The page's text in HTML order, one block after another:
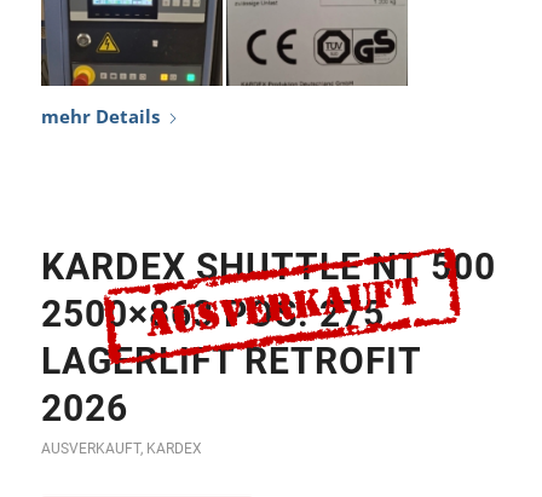
KARDEX SHUTTLE NT 500
2500×863 POS. 275
LAGERLIFT RETROFIT
2026
AUSVERKAUFT, KARDEX